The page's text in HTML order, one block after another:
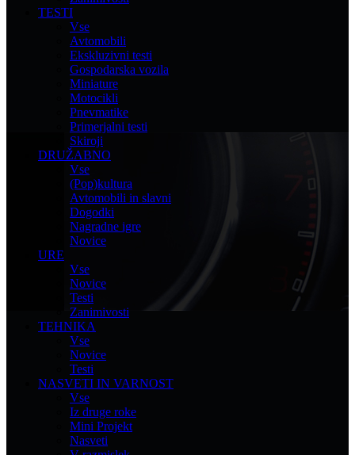
TESTI
Vse
Avtomobili
Ekskluzivni testi
Gospodarska vozila
Miniature
Motocikli
Pnevmatike
Primerjalni testi
Skiroji
DRUŽABNO
Vse
(Pop)kultura
Avtomobili in slavni
Dogodki
Nagradne igre
Novice
URE
Vse
Novice
Testi
Zanimivosti
TEHNIKA
Vse
Novice
Testi
NASVETI IN VARNOST
Vse
Iz druge roke
Mini Projekt
Nasveti